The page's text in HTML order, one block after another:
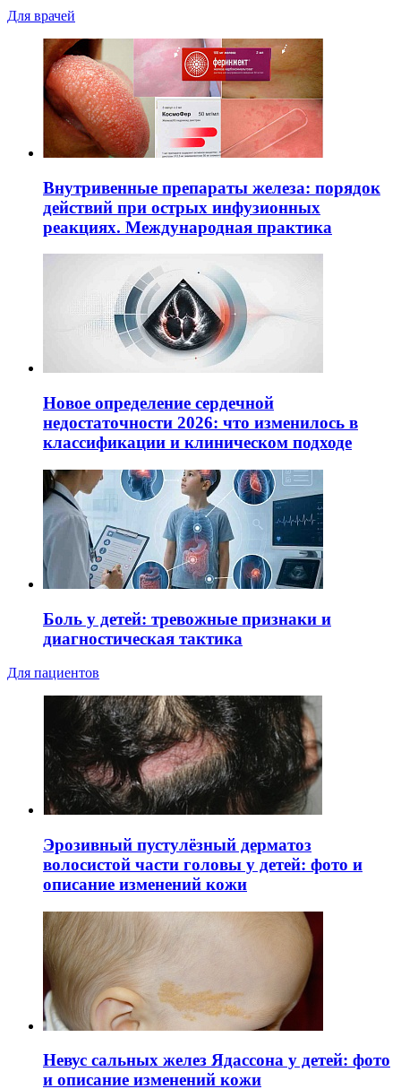
Для врачей
Внутривенные препараты железа: порядок
действий при острых инфузионных
реакциях. Международная практика
Новое определение сердечной
недостаточности 2026: что изменилось в
классификации и клиническом подходе
Боль у детей: тревожные признаки и
диагностическая тактика
Для пациентов
Эрозивный пустулёзный дерматоз
волосистой части головы у детей: фото и
описание изменений кожи
Невус сальных желез Ядассона у детей: фото
и описание изменений кожи